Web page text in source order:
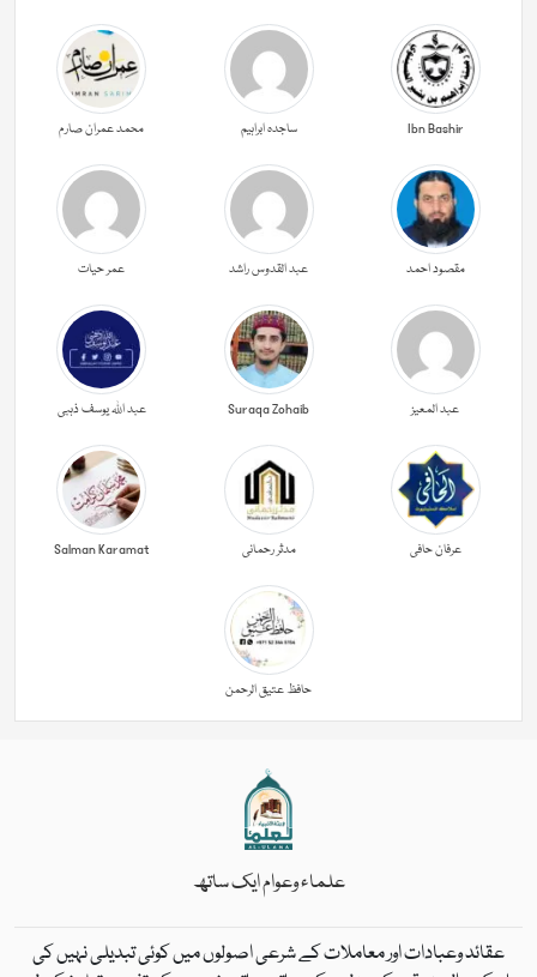
Ibn Bashir ساجدہ ابراہیم محمد عمران صارم
مقصود احمد عبد القدوس راشد عمر حیات
عبد المعیز Suraqa Zohaib عبد اللہ یوسف ذہبی
عرفان حافی مدثر رحمانی Salman Karamat
حافظ عتیق الرحمن
علماء وعوام ایک ساتھ
عقائد وعبادات اور معاملات کے شرعی اصولوں میں کوئی تبدیلی نہیں کی